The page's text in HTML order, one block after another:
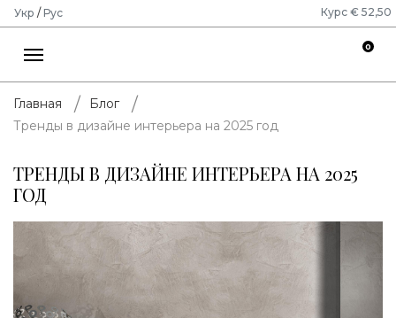
Укр / Рус Курс € 52,50
0
Главная
Блог
Тренды в дизайне интерьера на 2025 год
ТРЕНДЫ В ДИЗАЙНЕ ИНТЕРЬЕРА НА 2025
ГОД